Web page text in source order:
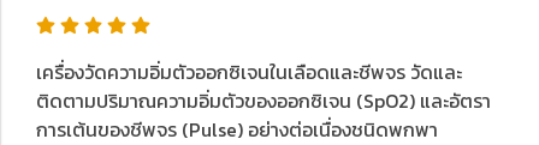
เครื่องวัดความอิ่มตัวออกซิเจนในเลือดและชีพจร วัดและ
ติดตามปริมาณความอิ่มตัวของออกซิเจน (SpO2) และอัตรา
การเต้นของชีพจร (Pulse) อย่างต่อเนื่องชนิดพกพา